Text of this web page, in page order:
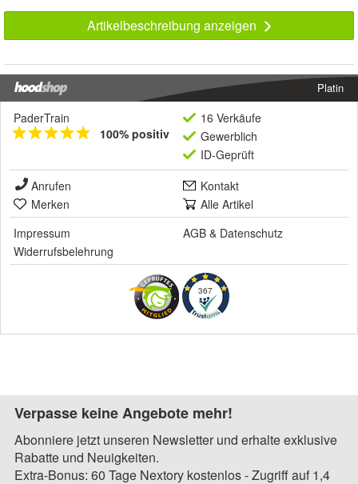
Artikelbeschreibung anzeigen
Platin
PaderTrain
100% positiv
16 Verkäufe
Gewerblich
ID-Geprüft
Anrufen
Kontakt
Merken
Alle Artikel
Impressum
AGB & Datenschutz
Widerrufsbelehrung
367
Verpasse keine Angebote mehr!
Abonniere jetzt unseren Newsletter und erhalte exklusive
Rabatte und Neuigkeiten.
Extra-Bonus: 60 Tage Nextory kostenlos - Zugriff auf 1,4